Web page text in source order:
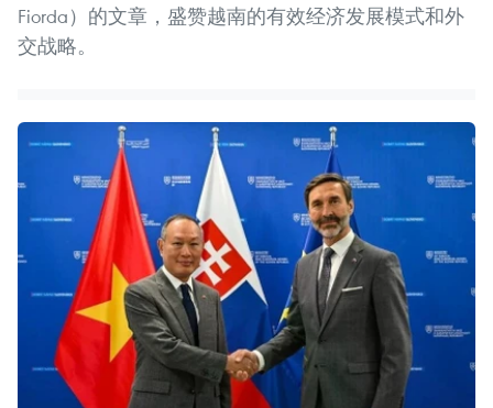
Fiorda）的文章，盛赞越南的有效经济发展模式和外
交战略。